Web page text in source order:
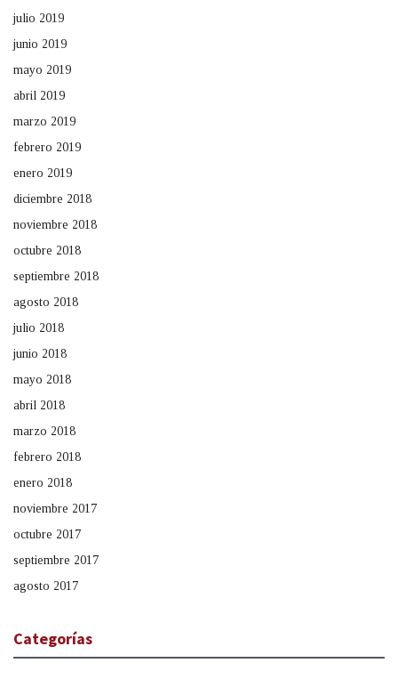
julio 2019
junio 2019
mayo 2019
abril 2019
marzo 2019
febrero 2019
enero 2019
diciembre 2018
noviembre 2018
octubre 2018
septiembre 2018
agosto 2018
julio 2018
junio 2018
mayo 2018
abril 2018
marzo 2018
febrero 2018
enero 2018
noviembre 2017
octubre 2017
septiembre 2017
agosto 2017
Categorías